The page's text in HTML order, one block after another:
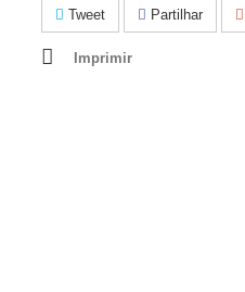
Tweet Partilhar
Imprimir